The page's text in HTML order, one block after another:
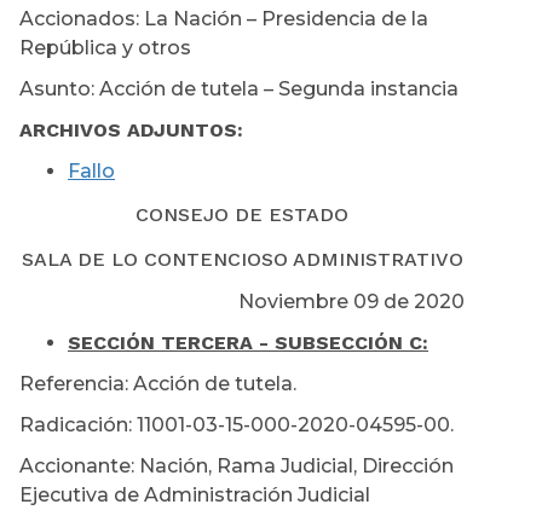
Accionados: La Nación – Presidencia de la
República y otros
Asunto: Acción de tutela – Segunda instancia
ARCHIVOS ADJUNTOS:
Fallo
CONSEJO DE ESTADO
SALA DE LO CONTENCIOSO ADMINISTRATIVO
Noviembre 09 de 2020
SECCIÓN TERCERA - SUBSECCIÓN C:
Referencia: Acción de tutela.
Radicación: 11001-03-15-000-2020-04595-00.
Accionante: Nación, Rama Judicial, Dirección
Ejecutiva de Administración Judicial